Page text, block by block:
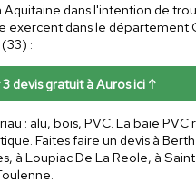
dans l'intention de
dans le département
:
3 devis gratuit à Auros ici ↑
: alu, bois, PVC. La baie
Faites faire un devis à
à Loupiac De La Reole, à